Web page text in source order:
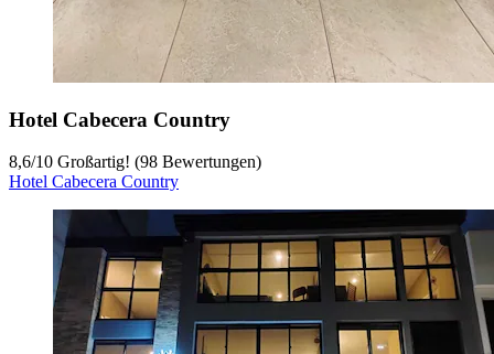
Hotel Cabecera Country
8,6/10 Großartig! (98 Bewertungen)
Hotel Cabecera Country